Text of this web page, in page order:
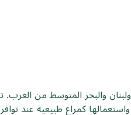
والبحر المتوسط من الغرب.
واستعمالها كمراعٍ طبيعية عند